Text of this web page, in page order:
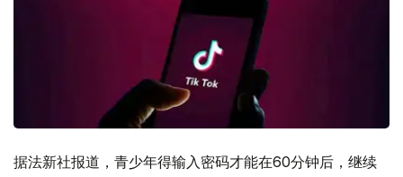
据法新社报道，青少年得输入密码才能在60分钟后，继续